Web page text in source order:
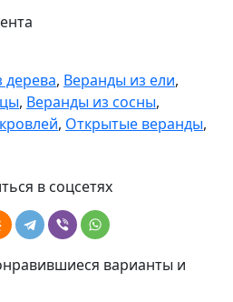
дерева, Веранды из ели,
, Веранды из сосны,
, Открытые веранды,
в соцсетях
варианты и